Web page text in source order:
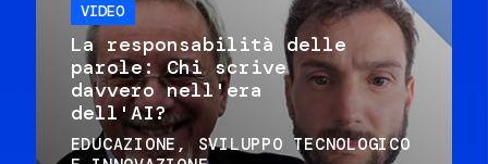
VIDEO
La responsabilità delle
parole: Chi scrive
davvero nell'era
dell'AI?
EDUCAZIONE
SVILUPPO TECNOLOGICO